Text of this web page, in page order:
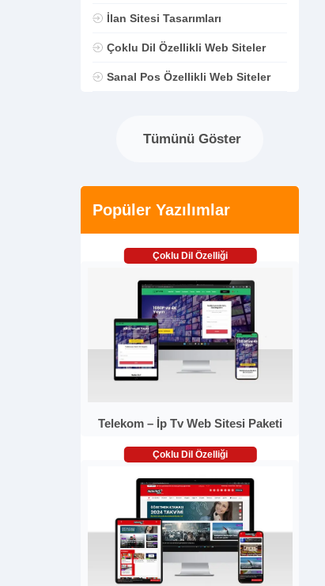
İlan Sitesi Tasarımları
Çoklu Dil Özellikli Web Siteler
Sanal Pos Özellikli Web Siteler
Tümünü Göster
Popüler Yazılımlar
Çoklu Dil Özelliği
Telekom – İp Tv Web Sitesi Paketi
Çoklu Dil Özelliği